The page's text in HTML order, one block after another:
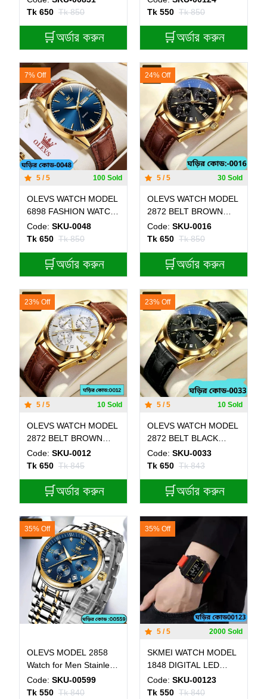
DIAL WHITE COLOUR
DATE OR BAR SHOHO
Tk 650 Tk 850
🛒অর্ডার করুন
Tk 550 Tk 850
🛒অর্ডার করুন
7% Off
5 / 5 100 Sold
OLEVS WATCH MODEL
6898 FASHION WATCH
FOR MEN BELT
BROWN DIAL BLUE
Code: SKU-0048
Tk 650 Tk 850
🛒অর্ডার করুন
24% Off
5 / 5 30 Sold
OLEVS WATCH MODEL
2872 BELT BROWN
DIAL BLACK WATCH
FOR MEN + এক পিস ব্যাটারি
Code: SKU-0016
Tk 650 Tk 850
🛒অর্ডার করুন
23% Off
5 / 5 10 Sold
OLEVS WATCH MODEL
2872 BELT BROWN
DIAL WHITE COLOUR
WATCH FOR MEN + এক
Code: SKU-0012
Tk 650 Tk 845
🛒অর্ডার করুন
23% Off
5 / 5 10 Sold
OLEVS WATCH MODEL
2872 BELT BLACK
ROUND GOLDEN DIAL
BLACK COLOUR
Code: SKU-0033
Tk 650 Tk 843
🛒অর্ডার করুন
35% Off
OLEVS MODEL 2858
Watch for Men Stainless
Steel Watches - 2858
TOTON AR DIAL BLUE
Code: SKU-00599
Tk 550 Tk 840
35% Off
5 / 5 2000 Sold
SKMEI WATCH MODEL
1848 DIGITAL LED
WATCH - RED COLOUR
BELT
Code: SKU-00123
Tk 550 Tk 840